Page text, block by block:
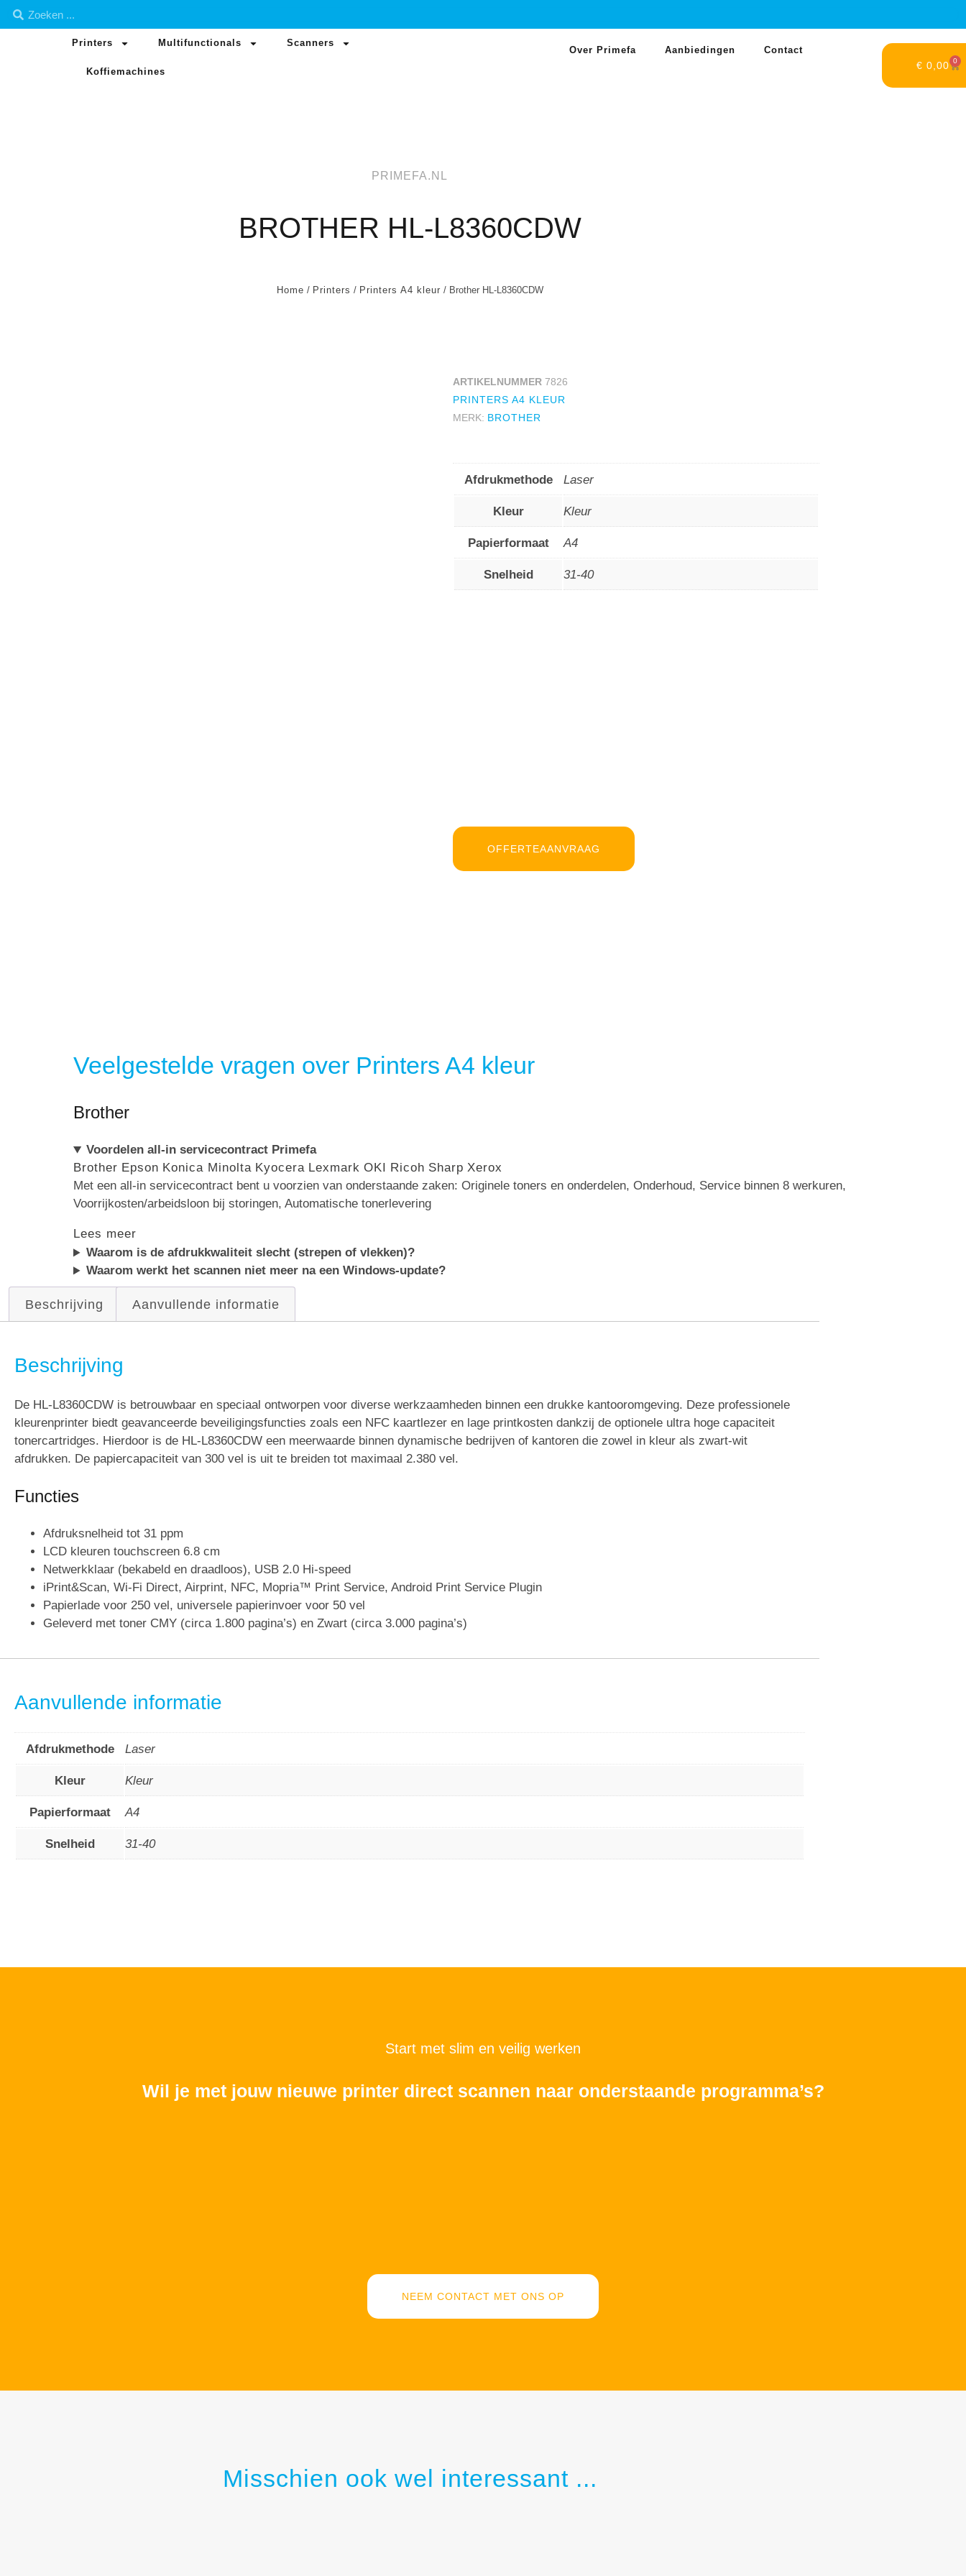
Printers Multifunctionals Scanners
Koffiemachines
Over Primefa Aanbiedingen Contact
€ 0,00 0
PRIMEFA.NL
BROTHER HL-L8360CDW
Home / Printers / Printers A4 kleur / Brother HL-L8360CDW
ARTIKELNUMMER 7826
PRINTERS A4 KLEUR
MERK: BROTHER
Afdrukmethode Laser
Kleur Kleur
Papierformaat A4
Snelheid 31-40
OFFERTEAANVRAAG
Veelgestelde vragen over Printers A4 kleur
Brother
Voordelen all-in servicecontract Primefa
Brother Epson Konica Minolta Kyocera Lexmark OKI Ricoh Sharp Xerox
Met een all-in servicecontract bent u voorzien van onderstaande zaken: Originele toners en onderdelen, Onderhoud, Service binnen 8 werkuren,
Voorrijkosten/arbeidsloon bij storingen, Automatische tonerlevering
Lees meer
Waarom is de afdrukkwaliteit slecht (strepen of vlekken)?
Waarom werkt het scannen niet meer na een Windows-update?
Beschrijving Aanvullende informatie
Beschrijving
De HL-L8360CDW is betrouwbaar en speciaal ontworpen voor diverse werkzaamheden binnen een drukke kantooromgeving. Deze professionele
kleurenprinter biedt geavanceerde beveiligingsfuncties zoals een NFC kaartlezer en lage printkosten dankzij de optionele ultra hoge capaciteit
tonercartridges. Hierdoor is de HL-L8360CDW een meerwaarde binnen dynamische bedrijven of kantoren die zowel in kleur als zwart-wit
afdrukken. De papiercapaciteit van 300 vel is uit te breiden tot maximaal 2.380 vel.
Functies
Afdruksnelheid tot 31 ppm
LCD kleuren touchscreen 6.8 cm
Netwerkklaar (bekabeld en draadloos), USB 2.0 Hi-speed
iPrint&Scan, Wi-Fi Direct, Airprint, NFC, Mopria™ Print Service, Android Print Service Plugin
Papierlade voor 250 vel, universele papierinvoer voor 50 vel
Geleverd met toner CMY (circa 1.800 pagina’s) en Zwart (circa 3.000 pagina’s)
Aanvullende informatie
Afdrukmethode Laser
Kleur Kleur
Papierformaat A4
Snelheid 31-40
Start met slim en veilig werken
Wil je met jouw nieuwe printer direct scannen naar onderstaande programma’s?
NEEM CONTACT MET ONS OP
Misschien ook wel interessant ...